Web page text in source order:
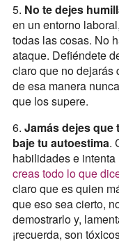
5. No te dejes
en un entorno
todas las cosas. No
ataque. Defiéndete
claro que no dejarás
de esa manera
que los supere.
6. Jamás dejes que
baje tu autoestima.
habilidades e
creas todo lo que
claro que es quien
que eso sea cierto,
demostrarlo y,
¡recuerda, son